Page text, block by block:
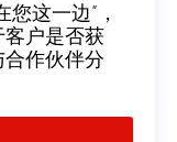
您这一边”，
户是否获
作伙伴分